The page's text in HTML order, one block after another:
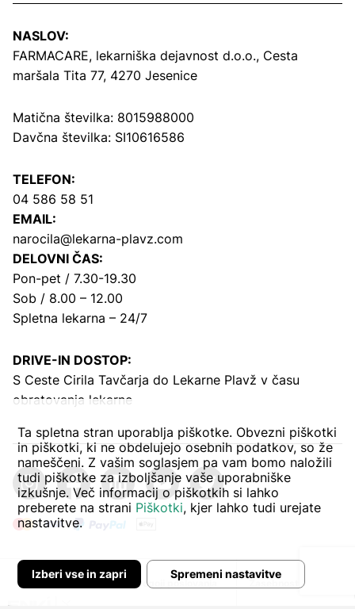
NASLOV:
FARMACARE, lekarniška dejavnost d.o.o., Cesta
maršala Tita 77, 4270 Jesenice
Matična številka: 8015988000
Davčna številka: SI10616586
TELEFON:
04 586 58 51
EMAIL:
narocila@lekarna-plavz.com
DELOVNI ČAS:
Pon-pet / 7.30-19.30
Sob / 8.00 – 12.00
Spletna lekarna – 24/7
DRIVE-IN DOSTOP:
S Ceste Cirila Tavčarja do Lekarne Plavž v času
obratovanja lekarne
Pogoji poslovanja Zasebnost in piškoti
Ta spletna stran uporablja piškotke. Obvezni piškotki
in piškotki, ki ne obdelujejo osebnih podatkov, so že
nameščeni. Z vašim soglasjem pa vam bomo naložili
tudi piškotke za izboljšanje vaše uporabniške
izkušnje. Več informacij o piškotkih si lahko
preberete na strani Piškotki, kjer lahko tudi urejate
nastavitve.
Spremeni nastavitve
Izberi vse in zapri